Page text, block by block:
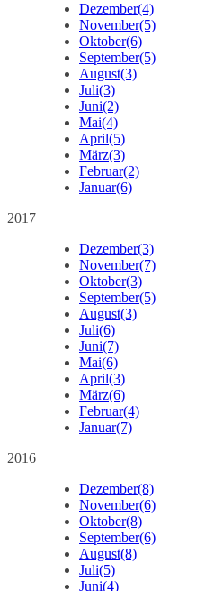
Dezember(4)
November(5)
Oktober(6)
September(5)
August(3)
Juli(3)
Juni(2)
Mai(4)
April(5)
März(3)
Februar(2)
Januar(6)
2017
Dezember(3)
November(7)
Oktober(3)
September(5)
August(3)
Juli(6)
Juni(7)
Mai(6)
April(3)
März(6)
Februar(4)
Januar(7)
2016
Dezember(8)
November(6)
Oktober(8)
September(6)
August(8)
Juli(5)
Juni(4)